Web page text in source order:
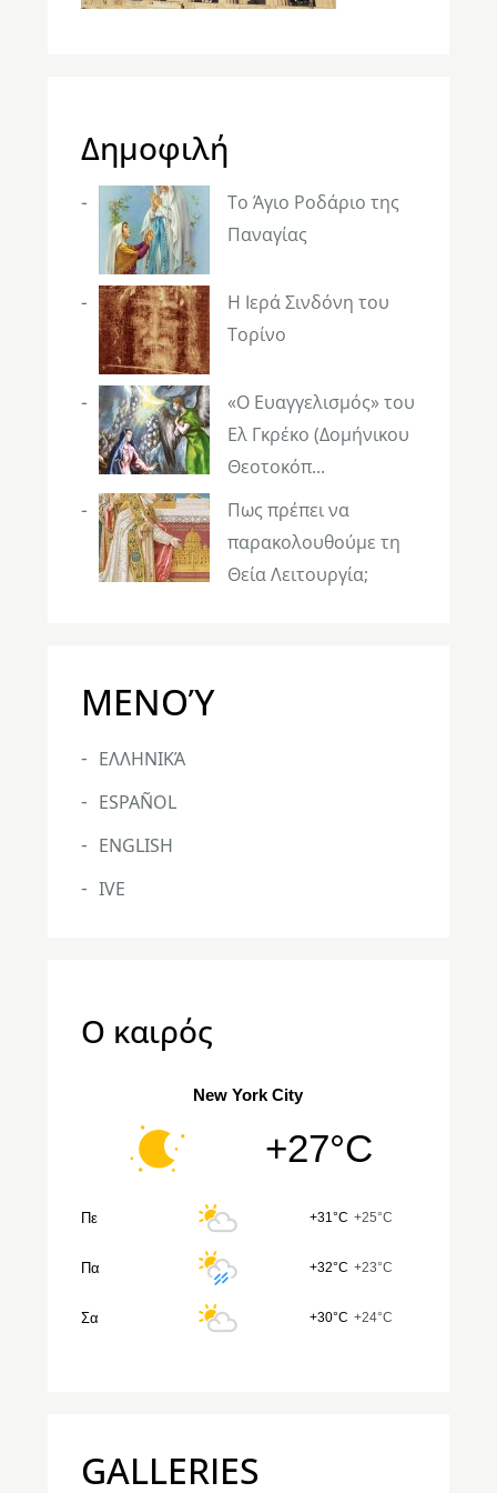
Δημοφιλή
Το Άγιο Ροδάριο της
Παναγίας
Η Ιερά Σινδόνη του
Τορίνο
«Ο Ευαγγελισμός» του
Ελ Γκρέκο (Δομήνικου
Θεοτοκόπ...
Πως πρέπει να
παρακολουθούμε τη
Θεία Λειτουργία;
ΜΕΝΟΎ
ΕΛΛΗΝΙΚΆ
ESPAÑOL
ENGLISH
IVE
Ο καιρός
New York City
+27°C
Πε +31°C +25°C
Πα +32°C +23°C
Σα +30°C +24°C
GALLERIES